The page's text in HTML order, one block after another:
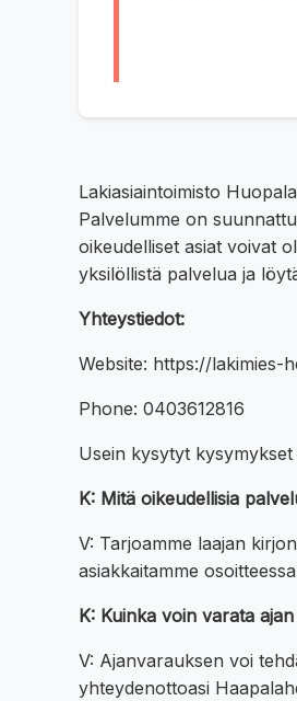
Lakiasiaintoimisto
Palvelumme on
oikeudelliset asiat voivat
yksilöllistä palvelua ja
Yhteystiedot:
Website: https://lakimies-
Phone: 0403612816
Usein kysytyt kysymykset
K: Mitä oikeudellisia
V: Tarjoamme laajan
asiakkaitamme
K: Kuinka voin varata
V: Ajanvarauksen voi
yhteydenottoasi